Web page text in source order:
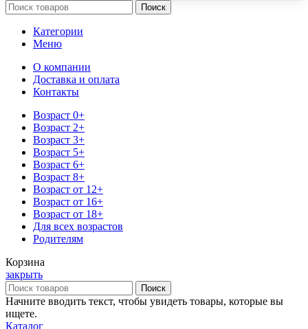
Поиск
Категории
Меню
О компании
Доставка и оплата
Контакты
Возраст 0+
Возраст 2+
Возраст 3+
Возраст 5+
Возраст 6+
Возраст 8+
Возраст от 12+
Возраст от 16+
Возраст от 18+
Для всех возрастов
Родителям
Корзина
закрыть
Поиск
Начните вводить текст, чтобы увидеть товары, которые вы
ищете.
Каталог